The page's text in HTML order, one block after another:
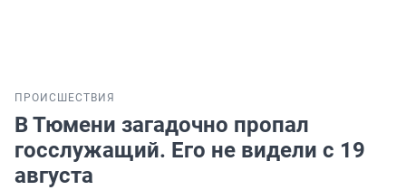
ПРОИСШЕСТВИЯ
В Тюмени загадочно пропал
госслужащий. Его не видели с 19
августа